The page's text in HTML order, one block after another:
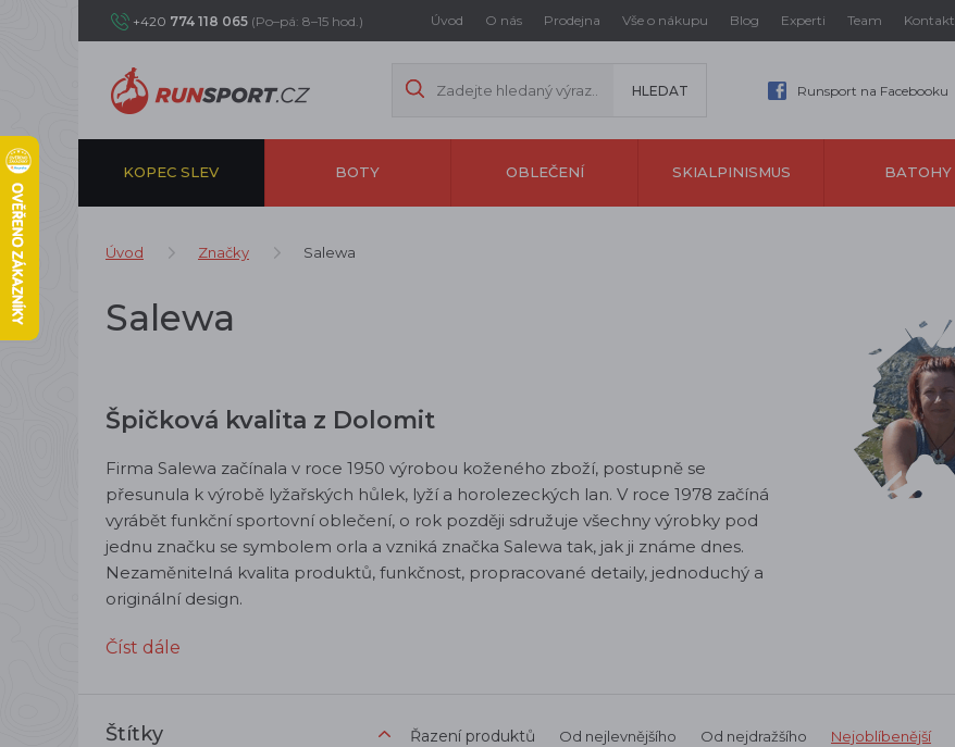
+420 774 118 065 (Po–pá: 8–15 hod.) Úvod O nás Prodejna Vše o nákupu Blog Experti Team Kontakt
Runsport na Facebooku
KOPEC SLEV BOTY OBLEČENÍ SKIALPINISMUS BATOHY
Úvod Značky Salewa
Salewa
Špičková kvalita z Dolomit
Firma Salewa začínala v roce 1950 výrobou koženého zboží, postupně se
přesunula k výrobě lyžařských hůlek, lyží a horolezeckých lan. V roce 1978 začíná
vyrábět funkční sportovní oblečení, o rok později sdružuje všechny výrobky pod
jednu značku se symbolem orla a vzniká značka Salewa tak, jak ji známe dnes.
Nezaměnitelná kvalita produktů, funkčnost, propracované detaily, jednoduchý a
originální design.
Číst dále
Štítky Řazení produktů Od nejlevnějšího Od nejdražšího Nejoblíbenější